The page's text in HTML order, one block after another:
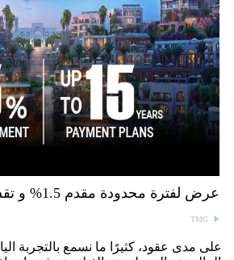
عرض لفترة محدودة مقدم 1.5% و تقسيط علي 15 سنة
TMG
على مدى عقود، كثيرًا ما نسمع بالتجربة